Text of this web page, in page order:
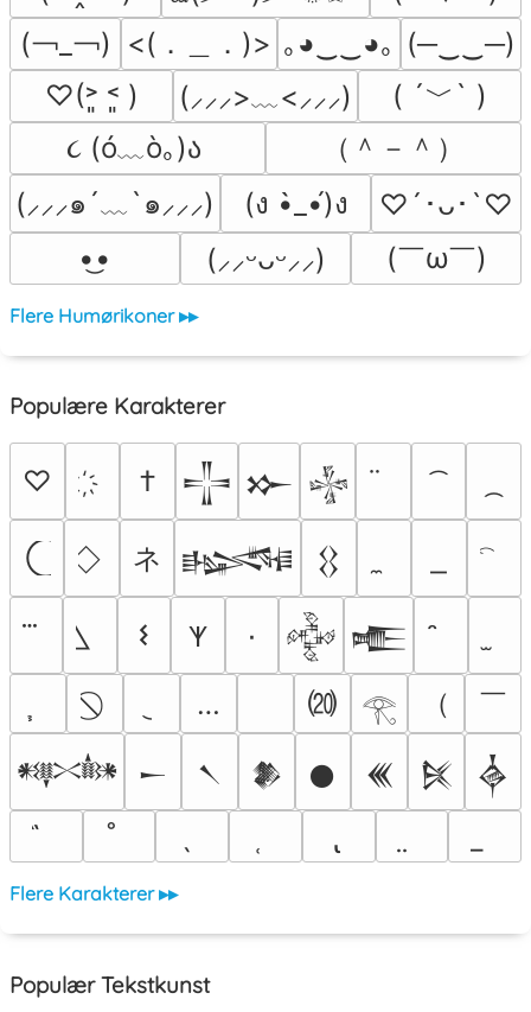
(￢_￢) <(．＿．)> ｡◕‿‿◕｡ (─‿‿─)
♡(˃͈ ˂͈ )
(⸝⸝⸝>﹏<⸝⸝⸝)
( ´﹀` )
૮ (ó﹏ò｡)ა
（＾－＾）
(⸝⸝⸝๑´﹏`๑⸝⸝⸝)
(ง •̀_•́)ง
♡´･ᴗ･`♡
•͜•
(⸝⸝ᵕᴗᵕ⸝⸝) (￣ω￣﻿)
Flere Humørikoner ▸▸
Populære Karakterer
♡ † 𒋲 𒁍 𒈔
ネ 𒈙 𒌐
𐌔 𐊵 ٠ 𒅒 𒍫
…
⒇ 𓂀 （ ￣
𒀰 𒀸 𒀹 𒆎 𒊹 𒌍 𒍮 𒎓
Flere Karakterer ▸▸
Populær Tekstkunst